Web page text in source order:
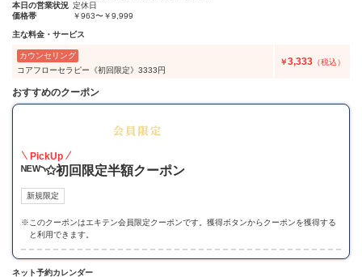
本日の営業状況 定休日
価格帯
￥963〜￥9,999
主な料金・サービス
カウンセリング
コアフローセラピー《初回限定》3333円
￥3,333 （税込）
おすすめのクーポン
PickUp
ᴺᴱᵂ◝✩初回限定半額クーポン
新規限定
※ このクーポンはエキテン会員限定クーポンです。獲得ボタンからクーポンを獲得する
と利用できます。
ネット予約カレンダー